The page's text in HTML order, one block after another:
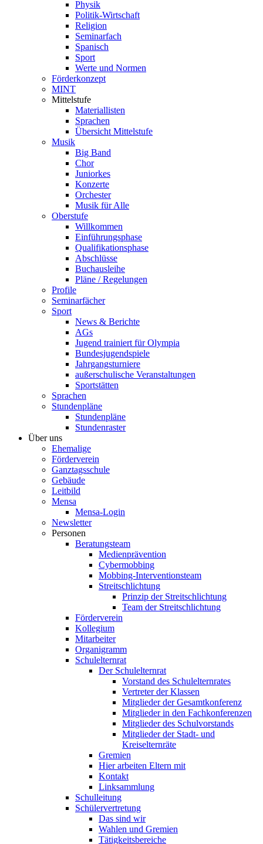
Physik
Politik-Wirtschaft
Religion
Seminarfach
Spanisch
Sport
Werte und Normen
Förderkonzept
MINT
Mittelstufe
Materiallisten
Sprachen
Übersicht Mittelstufe
Musik
Big Band
Chor
Juniorkes
Konzerte
Orchester
Musik für Alle
Oberstufe
Willkommen
Einführungsphase
Qualifikationsphase
Abschlüsse
Buchausleihe
Pläne / Regelungen
Profile
Seminarfächer
Sport
News & Berichte
AGs
Jugend trainiert für Olympia
Bundesjugendspiele
Jahrgangsturniere
außerschulische Veranstaltungen
Sportstätten
Sprachen
Stundenpläne
Stundenpläne
Stundenraster
Über uns
Ehemalige
Förderverein
Ganztagsschule
Gebäude
Leitbild
Mensa
Mensa-Login
Newsletter
Personen
Beratungsteam
Medienprävention
Cybermobbing
Mobbing-Interventionsteam
Streitschlichtung
Prinzip der Streitschlichtung
Team der Streitschlichtung
Förderverein
Kollegium
Mitarbeiter
Organigramm
Schulelternrat
Der Schulelternrat
Vorstand des Schulelternrates
Vertreter der Klassen
Mitglieder der Gesamtkonferenz
Mitglieder in den Fachkonferenzen
Mitglieder des Schulvorstands
Mitglieder der Stadt- und
Kreiselternräte
Gremien
Hier arbeiten Eltern mit
Kontakt
Linksammlung
Schulleitung
Schülervertretung
Das sind wir
Wahlen und Gremien
Tätigkeitsbereiche